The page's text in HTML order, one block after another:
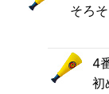
そろ
4
初